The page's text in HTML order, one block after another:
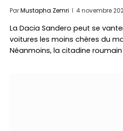
ParMustapha Zemri 4 novembre
La Dacia Sandero peut se
voitures les moins chères du
Néanmoins, la citadine